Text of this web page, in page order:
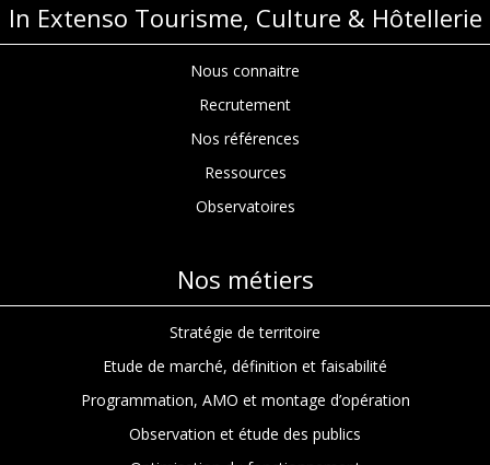
In Extenso Tourisme, Culture & Hôtellerie
Nous connaitre
Recrutement
Nos références
Ressources
Observatoires
Nos métiers
Stratégie de territoire
Etude de marché, définition et faisabilité
Programmation, AMO et montage d’opération
Observation et étude des publics